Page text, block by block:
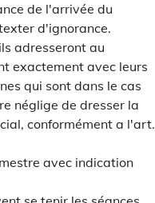
de l'arrivée du
d'ignorance.
adresseront au
exactement avec leurs
qui sont dans le cas
néglige de dresser la
conformément a l'art.
avec indication